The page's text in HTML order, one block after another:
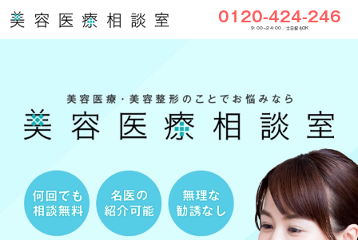
0120-424-246
9:00〜24:00／土日祝もOK